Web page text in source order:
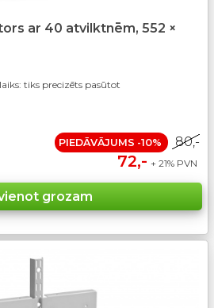
ar 40 atvilktnēm, 552 ×
tiks precizēts pasūtot
PIEDĀVĀJUMS -10% 80,-
72,- + 21% PVN